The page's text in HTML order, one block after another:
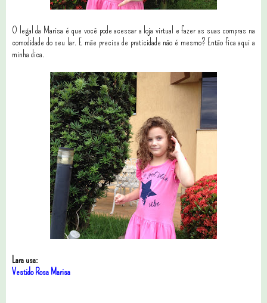
O legal da Marisa é que você pode acessar a loja virtual e fazer as suas compras na
comodidade do seu lar. E mãe precisa de praticidade não é mesmo? Então fica aqui a
minha dica.
Lara usa:
Vestido Rosa Marisa